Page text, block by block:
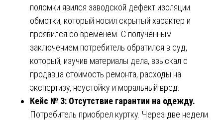
поломки явился заводской дефект изоляции
обмотки, который носил скрытый характер и
проявился со временем. С полученным
заключением потребитель обратился в суд,
который, изучив материалы дела, взыскал с
продавца стоимость ремонта, расходы на
экспертизу, неустойку и моральный вред.
Кейс № 3: Отсутствие гарантии на одежду.
Потребитель приобрел куртку. Через две недели